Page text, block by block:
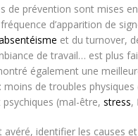
de prévention sont mises
d’apparition de
et du turnover,
de travail… est plus
également une
moins de troubles
(mal-être, stress,
avéré, identifier les causes